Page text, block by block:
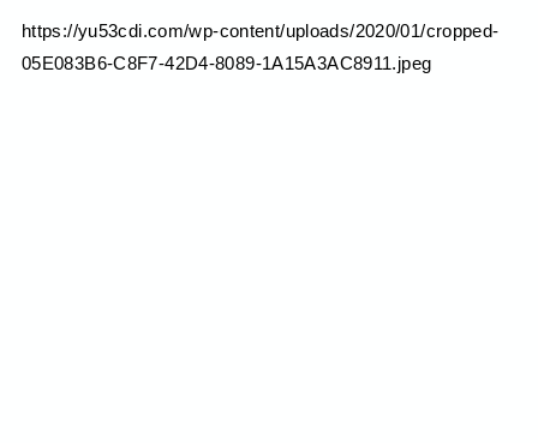
https://yu53cdi.com/wp-content/uploads/2020/01/cropped-
05E083B6-C8F7-42D4-8089-1A15A3AC8911.jpeg